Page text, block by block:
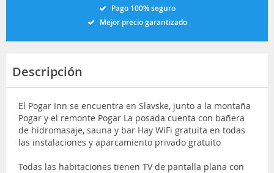
Pago 100% seguro
Mejor precio garantizado
Descripción
El Pogar Inn se encuentra en Slavske, junto a la montaña
Pogar y el remonte Pogar La posada cuenta con bañera
de hidromasaje, sauna y bar Hay WiFi gratuita en todas
las instalaciones y aparcamiento privado gratuito
Todas las habitaciones tienen TV de pantalla plana con